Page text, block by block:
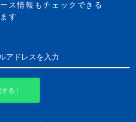
ス情報もチェックできる
す
る！